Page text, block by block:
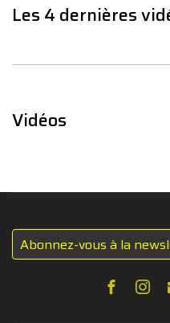
Les 4 dernières
Vidéos
Abonnez-vous à la